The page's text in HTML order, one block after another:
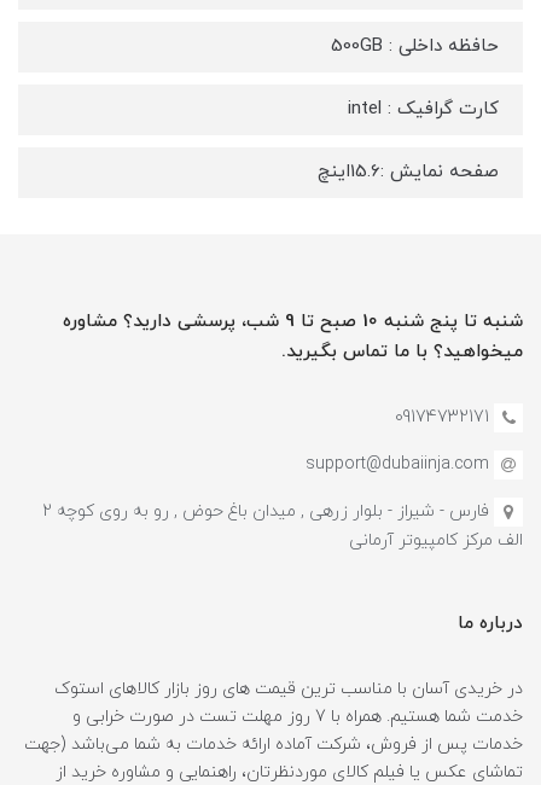
حافظه داخلی : 500GB
کارت گرافیک : intel
صفحه نمایش :15.6اینچ
شنبه تا پنج شنبه 10 صبح تا 9 شب، پرسشی دارید؟ مشاوره
میخواهید؟ با ما تماس بگیرید.
09174732171
support@dubaiinja.com
فارس - شیراز - بلوار زرهی , میدان باغ حوض , رو به روی کوچه 2
الف مرکز کامپیوتر آرمانی
درباره ما
در خریدی آسان با مناسب ترین قیمت های روز بازار کالاهای استوک
خدمت شما هستیم. همراه با 7 روز مهلت تست در صورت خرابی و
خدمات پس از فروش، شرکت آماده ارائه خدمات به شما می‌باشد (جهت
تماشای عکس یا فیلم کالای موردنظرتان، راهنمایی و مشاوره خرید از